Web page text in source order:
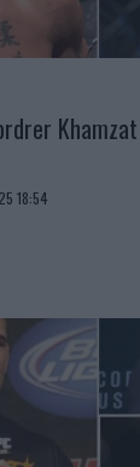
18:54